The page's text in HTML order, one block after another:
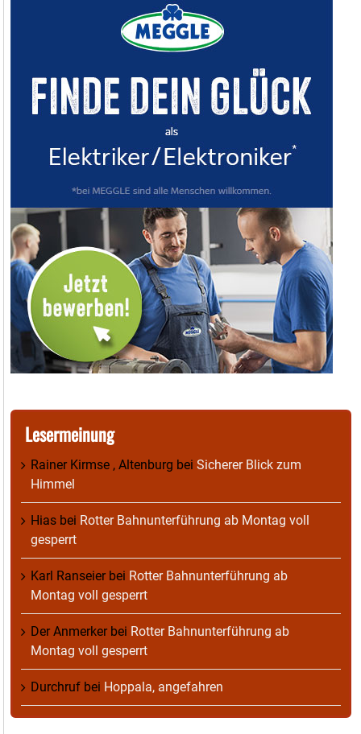
Lesermeinung
Rainer Kirmse , Altenburg bei Sicherer Blick zum
Himmel
Hias bei Rotter Bahnunterführung ab Montag voll
gesperrt
Karl Ranseierbei Rotter Bahnunterführung ab
Montag voll gesperrt
Der Anmerkerbei Rotter Bahnunterführung ab
Montag voll gesperrt
Durchruf bei Hoppala, angefahren